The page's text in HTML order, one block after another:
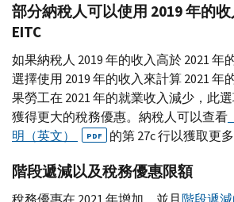
部分納稅人可以使用 2019 年的
EITC
如果納稅人 2019 年的收入高於 2021 年
選擇使用 2019 年的收入來計算 2021 年
果勞工在 2021 年的就業收入減少，此
獲得更大的稅務優惠。納稅人可以查看
明（英文）
PDF 的第 27c行以獲取更多
階段遞減以及稅務優惠限額